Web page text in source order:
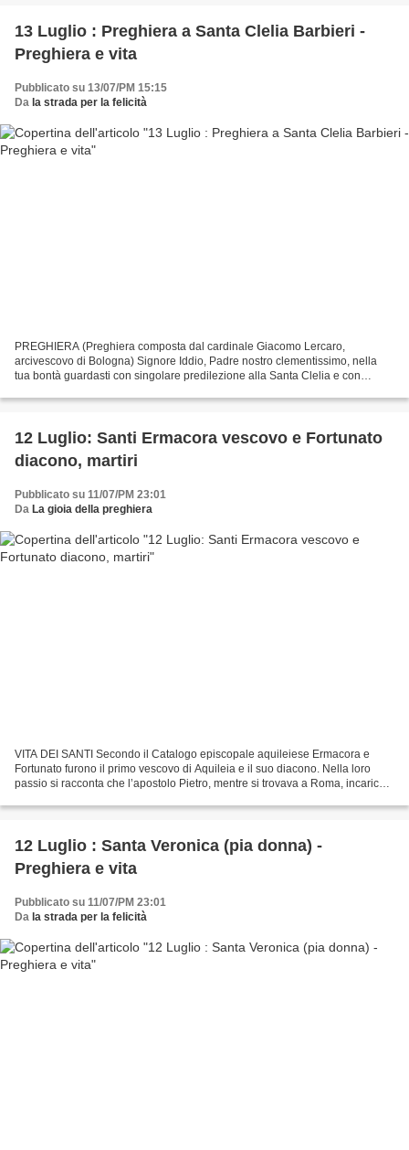
13 Luglio : Preghiera a Santa Clelia Barbieri -
Preghiera e vita
Pubblicato su 13/07/PM 15:15
Da la strada per la felicità
PREGHIERA (Preghiera composta dal cardinale Giacomo Lercaro,
arcivescovo di Bologna) Signore Iddio, Padre nostro clementissimo, nella
tua bontà guardasti con singolare predilezione alla Santa Clelia e con
12 Luglio: Santi Ermacora vescovo e Fortunato
diacono, martiri
Pubblicato su 11/07/PM 23:01
Da La gioia della preghiera
VITA DEI SANTI Secondo il Catalogo episcopale aquileiese Ermacora e
Fortunato furono il primo vescovo di Aquileia e il suo diacono. Nella loro
passio si racconta che l’apostolo Pietro, mentre si trovava a Roma, incaricò il
12 Luglio : Santa Veronica (pia donna) -
Preghiera e vita
Pubblicato su 11/07/PM 23:01
Da la strada per la felicità